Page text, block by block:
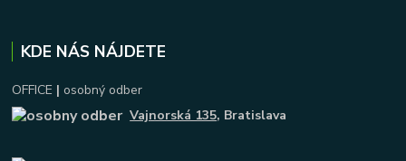
KDE NÁS NÁJDETE
OFFICE | osobný odber
Vajnorská 135, Bratislava